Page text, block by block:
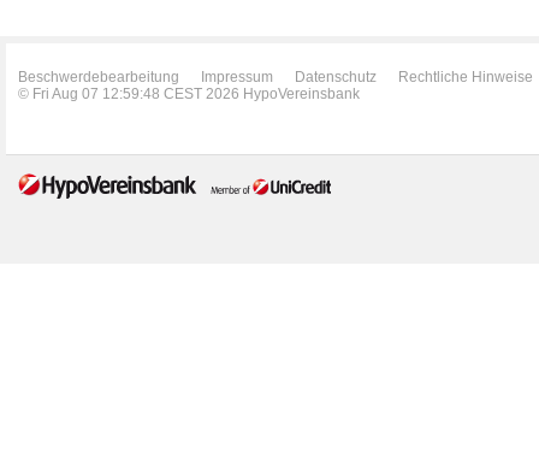
Beschwerdebearbeitung Impressum Datenschutz
Rechtliche Hinweise
© Fri Aug 07 12:59:48 CEST 2026 HypoVereinsbank